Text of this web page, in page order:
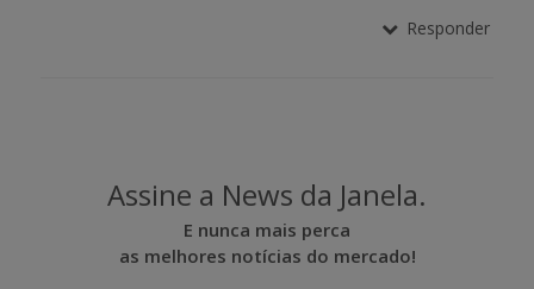
Responder
Assine a News da Janela.
E nunca mais perca
as melhores notícias do mercado!